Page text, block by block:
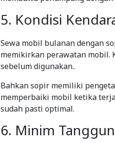
5. Kondisi
Sewa mobil bulanan dengan
memikirkan perawatan mobil.
sebelum digunakan..
Bahkan sopir memiliki
memperbaiki mobil ketika
sudah pasti optimal.
6. Minim